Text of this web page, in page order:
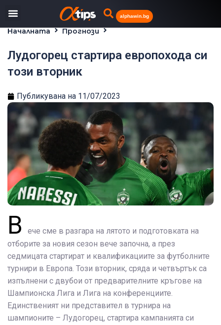
alphawin.bg
Началната
Прогнози
Лудогорец стартира европохода си
този вторник
Публикувана на 11/07/2023
В
ече сме в разгара на лятото и подготовката на
отборите за новия сезон вече започна, а през
седмицата стартират и квалификациите за футболните
турнири в Европа. Този вторник, сряда и четвъртък са
изпълнени с двубои от предварителните кръгове на
Шампионска Лига и Лига на конференциите.
Единственият ни представител в турнира на
шампионите – Лудогорец, стартира кампанията си